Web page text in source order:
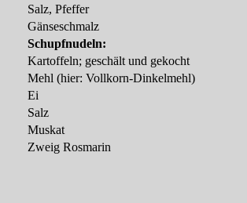
Salz, Pfeffer
Gänseschmalz
Schupfnudeln:
Kartoffeln; geschält und gekocht
Mehl (hier: Vollkorn-Dinkelmehl)
Ei
Salz
Muskat
Zweig Rosmarin